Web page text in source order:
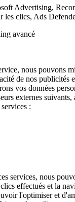
Advertising,
les clics, Ads
avancé
nous pouvons
de nos publicités
vos données
externes
:
services, nous
effectués et la
l'optimiser et